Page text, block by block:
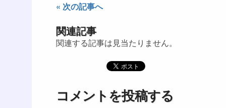
« 次の記事へ
関連記事
関連する記事は見当たりません。
コメントを投稿する